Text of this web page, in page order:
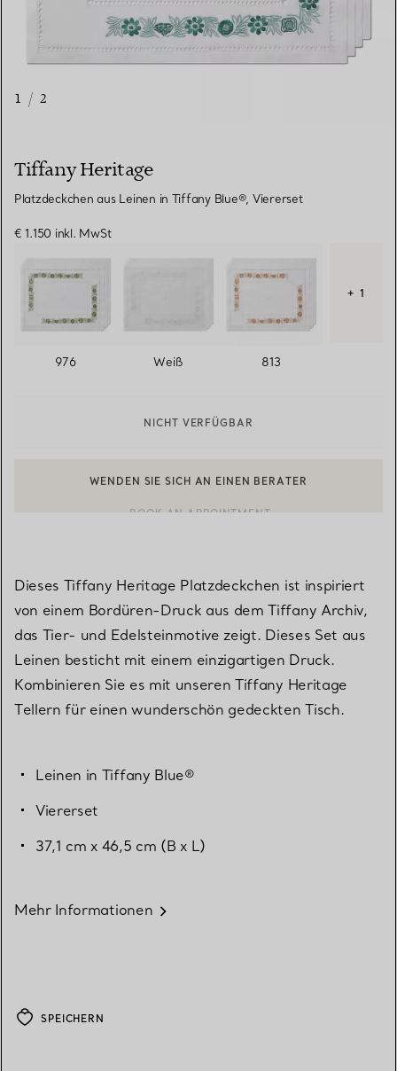
1 / 2
Tiffany Heritage
Platzdeckchen aus Leinen in Tiffany Blue®, Viererset
€ 1.150 inkl. MwSt
976 Weiß 813
+ 1
NICHT VERFÜGBAR
Dieses Tiffany Heritage Platzdeckchen ist inspiriert
von einem Bordüren-Druck aus dem Tiffany Archiv,
das Tier- und Edelsteinmotive zeigt. Dieses Set aus
Leinen besticht mit einem einzigartigen Druck.
Kombinieren Sie es mit unseren Tiffany Heritage
Tellern für einen wunderschön gedeckten Tisch.
Leinen in Tiffany Blue®
Viererset
37,1 cm x 46,5 cm (B x L)
Mehr Informationen
SPEICHERN